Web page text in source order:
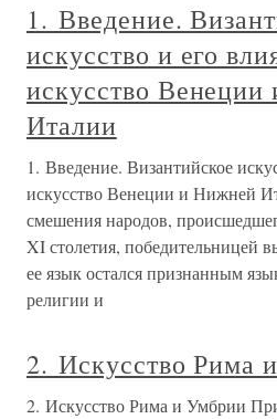
1. Введение.
искусство и его
искусство
Италии
1. Введение. Византийское
искусство Венеции и Нижней
смешения народов,
XI столетия, победительницей
ее язык остался признанным
религии и
2. Искусство Рима
2. Искусство Рима и Умбрии